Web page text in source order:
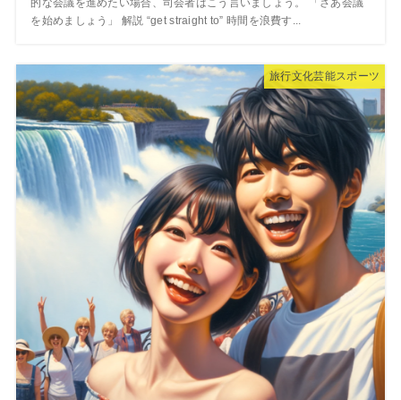
的な会議を進めたい場合、司会者はこう言いましょう。 「さあ会議
を始めましょう」 解説 “get straight to” 時間を浪費す...
旅行文化芸能スポーツ